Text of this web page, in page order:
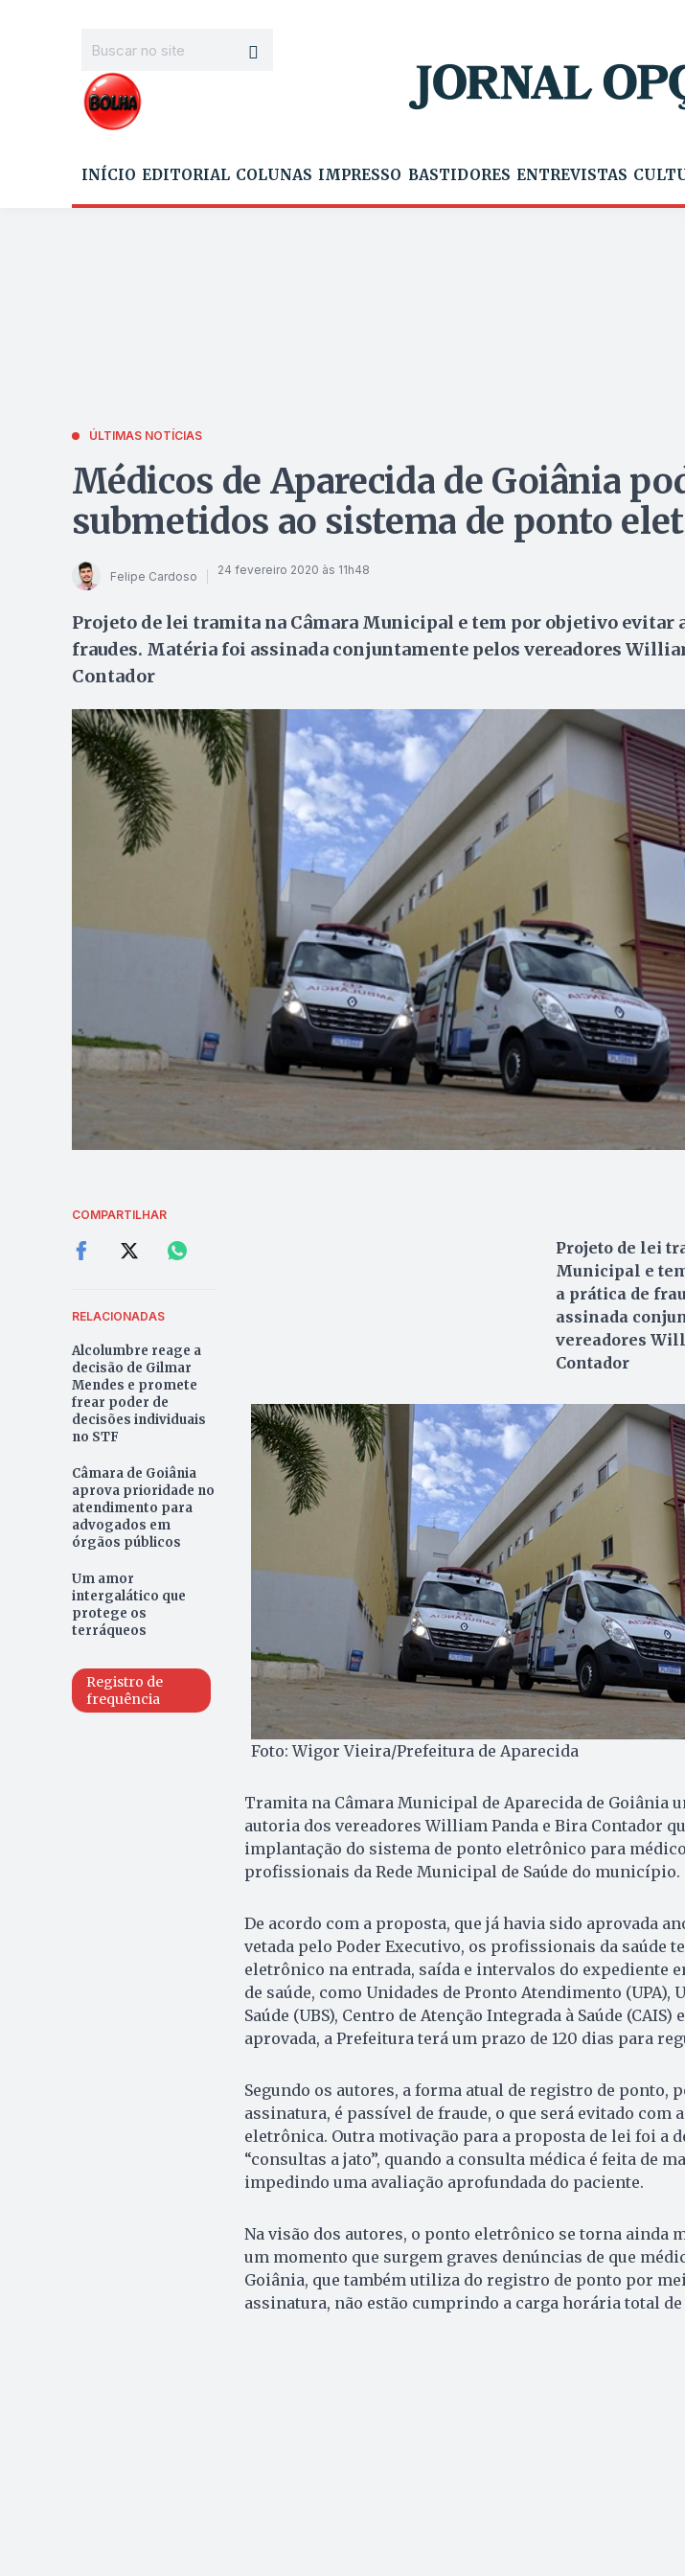
INÍCIO EDITORIAL COLUNAS IMPRESSO BASTIDORES ENTREVISTAS
ÚLTIMAS NOTÍCIAS
Médicos de Aparecida de Goiânia
submetidos ao sistema de ponto
Felipe Cardoso 24 fevereiro 2020 às 11h48
Projeto de lei tramita na Câmara Municipal e tem por objetivo evitar
fraudes. Matéria foi assinada conjuntamente pelos vereadores
Contador
COMPARTILHAR
RELACIONADAS
Alcolumbre reage a
decisão de Gilmar
Mendes e promete
frear poder de
decisões individuais
no STF
Câmara de Goiânia
aprova prioridade no
atendimento para
advogados em
órgãos públicos
Um amor
intergalático que
protege os
terráqueos
Registro de
frequência
Projeto de lei
Municipal e
a prática de
assinada
vereadores
Contador
Foto: Wigor Vieira/Prefeitura de Aparecida
Tramita na Câmara Municipal de Aparecida de Goiânia
autoria dos vereadores William Panda e Bira Contador
implantação do sistema de ponto eletrônico para
profissionais da Rede Municipal de Saúde do município.
De acordo com a proposta, que já havia sido aprovada
vetada pelo Poder Executivo, os profissionais da saúde
eletrônico na entrada, saída e intervalos do expediente
de saúde, como Unidades de Pronto Atendimento (UPA),
Saúde (UBS), Centro de Atenção Integrada à Saúde (CAIS)
aprovada, a Prefeitura terá um prazo de 120 dias para
Segundo os autores, a forma atual de registro de ponto,
assinatura, é passível de fraude, o que será evitado com
eletrônica. Outra motivação para a proposta de lei foi a
“consultas a jato”, quando a consulta médica é feita de
impedindo uma avaliação aprofundada do paciente.
Na visão dos autores, o ponto eletrônico se torna ainda
um momento que surgem graves denúncias de que
Goiânia, que também utiliza do registro de ponto por
assinatura, não estão cumprindo a carga horária total